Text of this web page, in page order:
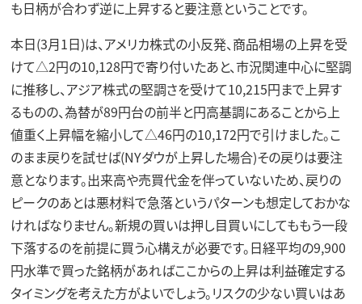
も日柄が合わず逆に上昇すると要注意ということです。
本日(3月1日)は、アメリカ株式の小反発、商品相場の上昇を受
けて△2円の10,128円で寄り付いたあと、市況関連中心に堅調
に推移し、アジア株式の堅調さを受けて10,215円まで上昇す
るものの、為替が89円台の前半と円高基調にあることから上
値重く上昇幅を縮小して△46円の10,172円で引けました。こ
のまま戻りを試せば(NYダウが上昇した場合)その戻りは要注
意となります。出来高や売買代金を伴っていないため、戻りの
ピークのあとは悪材料で急落というパターンも想定しておかな
ければなりません。新規の買いは押し目買いにしてももう一段
下落するのを前提に買う心構えが必要です。日経平均の9,900
円水準で買った銘柄があればここからの上昇は利益確定する
タイミングを考えた方がよいでしょう。リスクの少ない買いはあ